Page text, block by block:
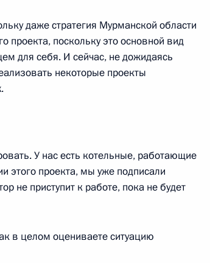
Официальные
сетевые ресурсы
Президента России
YouTube
Правовая и
техническая
информация
Написать в редакцию
даже стратегия Мурманской области
проекта, поскольку это основной вид
для себя. И сейчас, не дожидаясь
некоторые проекты
У нас есть котельные, работающие
этого проекта, мы уже подписали
не приступит к работе, пока не будет
в целом оцениваете ситуацию